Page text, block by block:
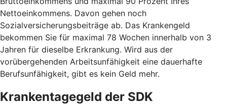
Nettoeinkommens. Davon gehen noch
Sozialversicherungsbeiträge ab. Das Krankengeld
bekommen Sie für maximal 78 Wochen innerhalb von 3
Jahren für dieselbe Erkrankung. Wird aus der
vorübergehenden Arbeitsunfähigkeit eine dauerhafte
Berufsunfähigkeit, gibt es kein Geld mehr.
Krankentagegeld der SDK